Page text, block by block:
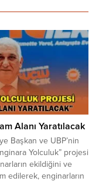
Alanı Yaratılacak
Başkan ve UBP’nin
Yolculuk” projesi
ekildiğini ve
edilerek, enginarların